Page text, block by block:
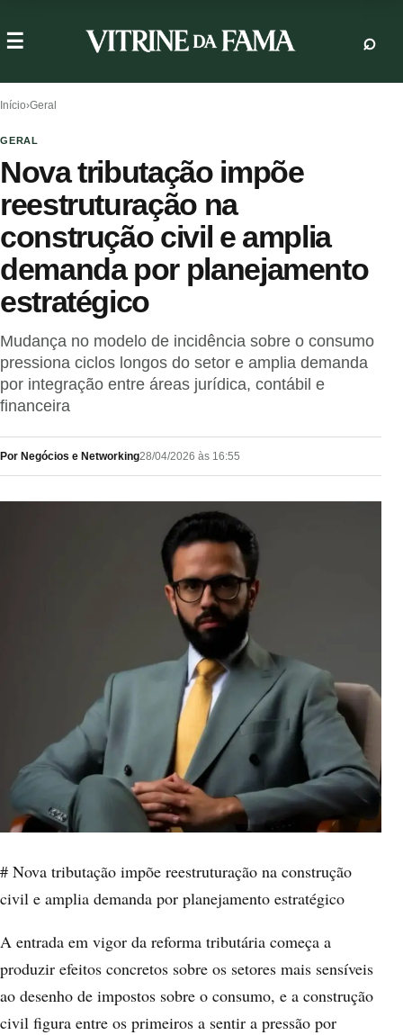
Início›Geral
GERAL
Nova tributação impõe
reestruturação na
construção civil e amplia
demanda por planejamento
estratégico
Mudança no modelo de incidência sobre o consumo
pressiona ciclos longos do setor e amplia demanda
por integração entre áreas jurídica, contábil e
financeira
Por Negócios e Networking28/04/2026 às 16:55
# Nova tributação impõe reestruturação na construção
civil e amplia demanda por planejamento estratégico
A entrada em vigor da reforma tributária começa a
produzir efeitos concretos sobre os setores mais sensíveis
ao desenho de impostos sobre o consumo, e a construção
civil figura entre os primeiros a sentir a pressão por